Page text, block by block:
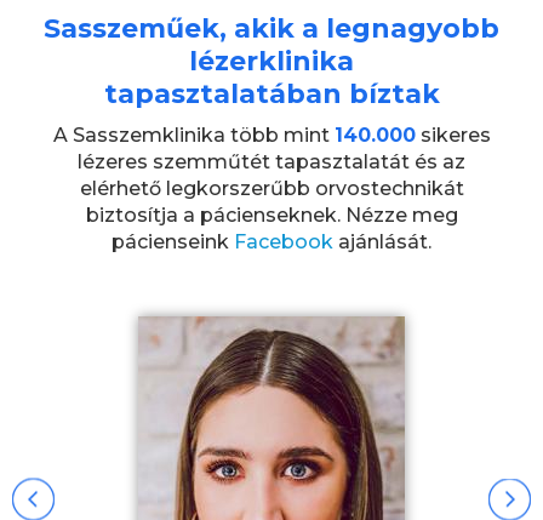
Sasszeműek, akik a legnagyobb
lézerklinika
tapasztalatában bíztak
A Sasszemklinika több mint 140.000sikeres
lézeres szemműtét tapasztalatát és az
elérhető legkorszerűbb orvostechnikát
biztosítja a pácienseknek. Nézze meg
pácienseink Facebook ajánlását.